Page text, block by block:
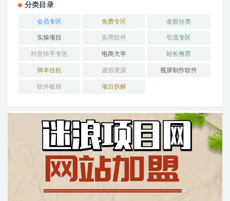
分类目录
会员专区 免费专区 全部分类
实操项目 实用软件 引流专区
抖音快手专区 电商大学 站长推荐
脚本挂机 虚拟资源 视屏制作软件
软件板块 项目拆解